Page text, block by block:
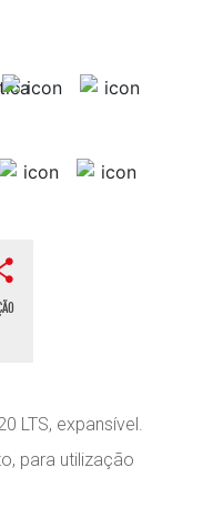
LTS, expansível.
para utilização